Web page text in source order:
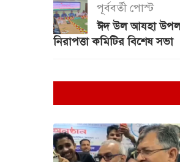
পূর্ববর্তী পোস্ট
ঈদ উল আযহা
নিরাপত্তা কমিটির বিশেষ সভা